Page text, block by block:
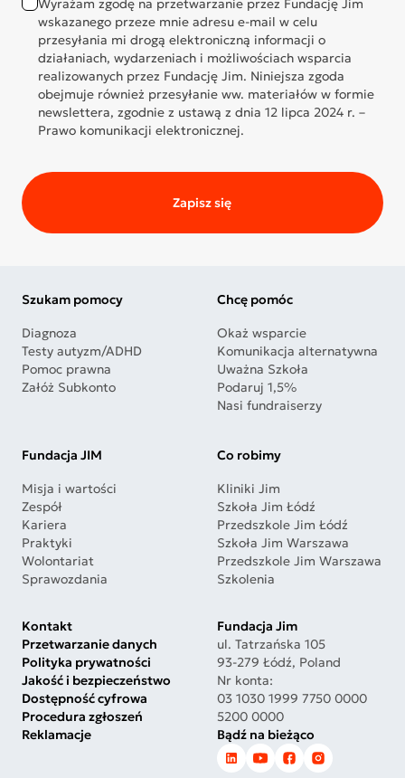
Wyrażam zgodę na przetwarzanie przez Fundację Jim
wskazanego przeze mnie adresu e-mail w celu
przesyłania mi drogą elektroniczną informacji o
działaniach, wydarzeniach i możliwościach wsparcia
realizowanych przez Fundację Jim. Niniejsza zgoda
obejmuje również przesyłanie ww. materiałów w formie
newslettera, zgodnie z ustawą z dnia 12 lipca 2024 r. –
Prawo komunikacji elektronicznej.
Zapisz się
Szukam pomocy
Diagnoza
Testy autyzm/ADHD
Pomoc prawna
Załóż Subkonto
Chcę pomóc
Okaż wsparcie
Komunikacja alternatywna
Uważna Szkoła
Podaruj 1,5%
Nasi fundraiserzy
Fundacja JIM
Misja i wartości
Zespół
Kariera
Praktyki
Wolontariat
Sprawozdania
Co robimy
Kliniki Jim
Szkoła Jim Łódź
Przedszkole Jim Łódź
Szkoła Jim Warszawa
Przedszkole Jim Warszawa
Szkolenia
Kontakt
Przetwarzanie danych
Polityka prywatności
Jakość i bezpieczeństwo
Dostępność cyfrowa
Procedura zgłoszeń
Reklamacje
Fundacja Jim
ul. Tatrzańska 105
93-279 Łódź, Poland
Nr konta:
03 1030 1999 7750 0000
5200 0000
Bądź na bieżąco